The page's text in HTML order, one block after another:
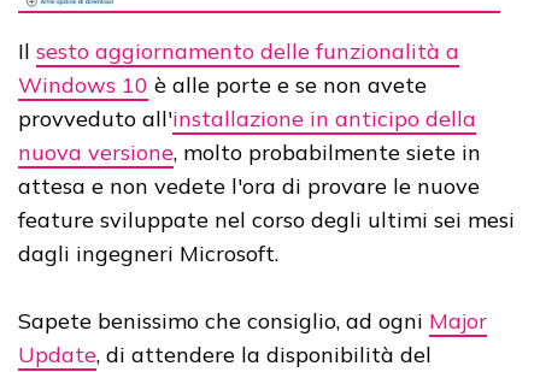
Il sesto aggiornamento delle funzionalità a
Windows 10 è alle porte e se non avete
provveduto all'installazione in anticipo della
nuova versione, molto probabilmente siete in
attesa e non vedete l'ora di provare le nuove
feature sviluppate nel corso degli ultimi sei mesi
dagli ingegneri Microsoft.
Sapete benissimo che consiglio, ad ogni Major
Update, di attendere la disponibilità del